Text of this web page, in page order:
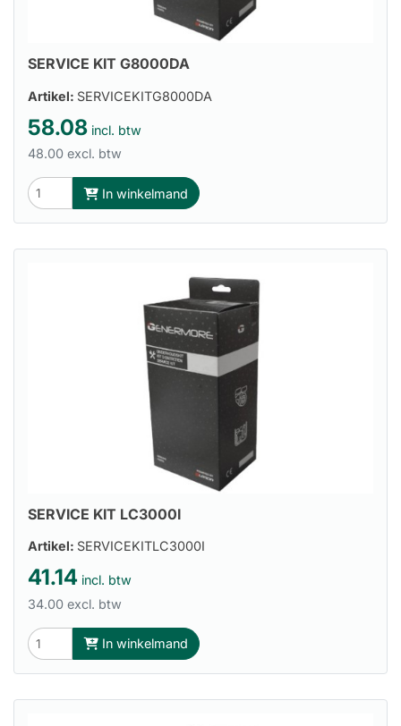
SERVICE KIT G8000DA
Artikel: SERVICEKITG8000DA
58.08 incl. btw
48.00 excl. btw
In winkelmand
SERVICE KIT LC3000I
Artikel: SERVICEKITLC3000I
41.14 incl. btw
34.00 excl. btw
In winkelmand